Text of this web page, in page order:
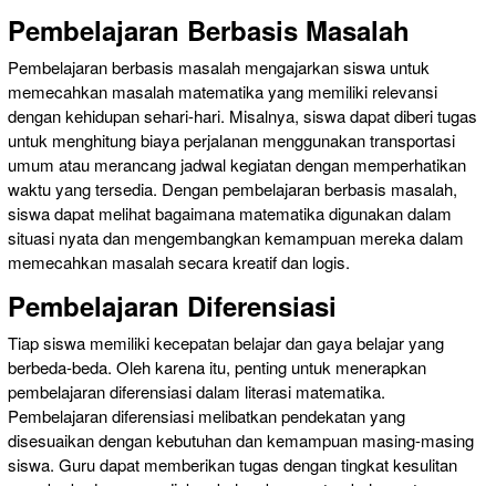
Pembelajaran Berbasis Masalah
Pembelajaran berbasis masalah mengajarkan siswa untuk
memecahkan masalah matematika yang memiliki relevansi
dengan kehidupan sehari-hari. Misalnya, siswa dapat diberi tugas
untuk menghitung biaya perjalanan menggunakan transportasi
umum atau merancang jadwal kegiatan dengan memperhatikan
waktu yang tersedia. Dengan pembelajaran berbasis masalah,
siswa dapat melihat bagaimana matematika digunakan dalam
situasi nyata dan mengembangkan kemampuan mereka dalam
memecahkan masalah secara kreatif dan logis.
Pembelajaran Diferensiasi
Tiap siswa memiliki kecepatan belajar dan gaya belajar yang
berbeda-beda. Oleh karena itu, penting untuk menerapkan
pembelajaran diferensiasi dalam literasi matematika.
Pembelajaran diferensiasi melibatkan pendekatan yang
disesuaikan dengan kebutuhan dan kemampuan masing-masing
siswa. Guru dapat memberikan tugas dengan tingkat kesulitan